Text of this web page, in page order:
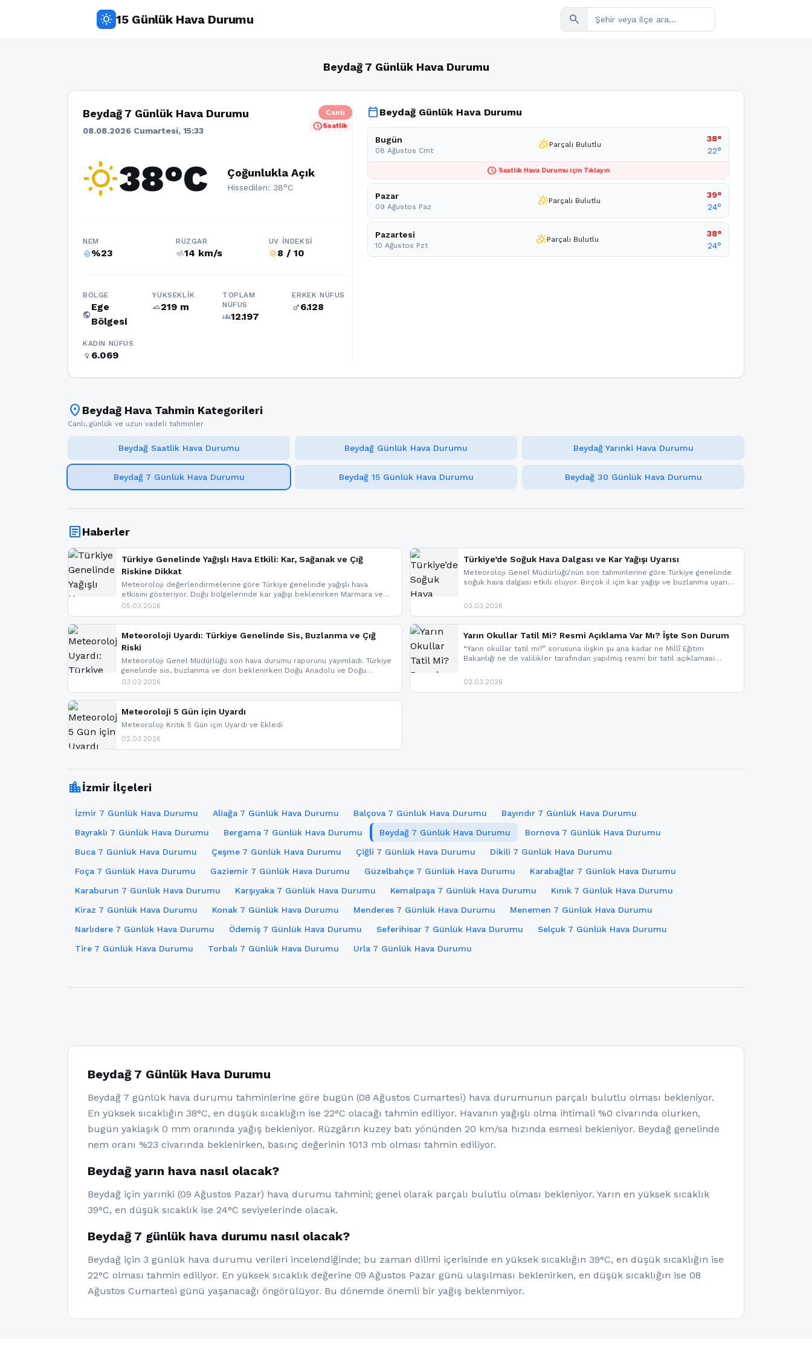
wb_sunny 15 Günlük Hava Durumu search
Beydağ 7 Günlük Hava Durumu
Beydağ 7 Günlük Hava Durumu
08.08.2026 Cumartesi, 15:33
Canlı
scheduleSaatlik
wb_sunny38°C Çoğunlukla Açık
Hissedilen: 38°C
NEM
humidity_percentage%23
RÜZGAR
air14 km/s
UV İNDEKSI
wb_sunny8 / 10
BÖLGE
public
Ege
Bölgesi
YÜKSEKLIK
terrain219 m
TOPLAM
NÜFUS
groups12.197
ERKEK NÜFUS
male6.128
KADIN NÜFUS
female 6.069
calendar_today Beydağ Günlük Hava Durumu
Bugün
08 Ağustos Cmt partly_cloudy_dayParçalı Bulutlu
38°
22°
schedule Saatlik Hava Durumu için Tıklayın
Pazar
09 Ağustos Paz partly_cloudy_dayParçalı Bulutlu
39°
24°
Pazartesi
10 Ağustos Pzt partly_cloudy_dayParçalı Bulutlu
38°
24°
location_on Beydağ Hava Tahmin Kategorileri
Canlı, günlük ve uzun vadeli tahminler
Beydağ Saatlik Hava Durumu Beydağ Günlük Hava Durumu Beydağ Yarınki Hava Durumu
Beydağ 7 Günlük Hava Durumu Beydağ 15 Günlük Hava Durumu Beydağ 30 Günlük Hava Durumu
articleHaberler
Türkiye Genelinde Yağışlı Hava Etkili: Kar, Sağanak ve Çığ
Riskine Dikkat
Meteoroloji değerlendirmelerine göre Türkiye genelinde yağışlı hava
etkisini gösteriyor. Doğu bölgelerinde kar yağışı beklenirken Marmara ve
Kuzey Ege’de sağanak yağmur, yüksek kesimlerde ise çığ tehlikesi
yaşanabileceği belirtiliyor.
05.03.2026
Türkiye’de Soğuk Hava Dalgası ve Kar Yağışı Uyarısı
Meteoroloji Genel Müdürlüğü’nün son tahminlerine göre Türkiye genelinde
soğuk hava dalgası etkili oluyor. Birçok il için kar yağışı ve buzlanma uyarısı
03.03.2026
Meteoroloji Uyardı: Türkiye Genelinde Sis, Buzlanma ve Çığ
Riski
Meteoroloji Genel Müdürlüğü son hava durumu raporunu yayımladı. Türkiye
genelinde sis, buzlanma ve don beklenirken Doğu Anadolu ve Doğu
Karadeniz’in yüksek kesimlerinde çığ riski uyarısı yapıldı. İşte son dakika
03.03.2026
Yarın Okullar Tatil Mi? Resmi Açıklama Var Mı? İşte Son Durum
“Yarın okullar tatil mi?” sorusuna ilişkin şu ana kadar ne Millî Eğitim
Bakanlığı ne de valilikler tarafından yapılmış resmi bir tatil açıklaması
paylaşacağız. En hızlı şekilde haberdar olmak için sitemizi takip edebilir ve
02.03.2026
Meteoroloji 5 Gün için Uyardı
Meteoroloji Kritik 5 Gün için Uyardı ve Ekledi
02.03.2026
location_cityİzmir İlçeleri
İzmir 7 Günlük Hava Durumu Aliağa 7 Günlük Hava Durumu Balçova 7 Günlük Hava Durumu
Bayındır 7 Günlük Hava Durumu
Bayraklı 7 Günlük Hava Durumu
Bergama 7 Günlük Hava Durumu Beydağ 7 Günlük Hava Durumu
Bornova 7 Günlük Hava Durumu
Buca 7 Günlük Hava Durumu
Çeşme 7 Günlük Hava Durumu Çiğli 7 Günlük Hava Durumu
Dikili 7 Günlük Hava Durumu
Foça 7 Günlük Hava Durumu
Gaziemir 7 Günlük Hava Durumu Güzelbahçe 7 Günlük Hava Durumu
Karabağlar 7 Günlük Hava Durumu
Karaburun 7 Günlük Hava Durumu
Karşıyaka 7 Günlük Hava Durumu Kemalpaşa 7 Günlük Hava Durumu
Kınık 7 Günlük Hava Durumu
Kiraz 7 Günlük Hava Durumu
Konak 7 Günlük Hava Durumu Menderes 7 Günlük Hava Durumu
Menemen 7 Günlük Hava Durumu
Narlıdere 7 Günlük Hava Durumu
Ödemiş 7 Günlük Hava Durumu Seferihisar 7 Günlük Hava Durumu
Selçuk 7 Günlük Hava Durumu
Tire 7 Günlük Hava Durumu
Torbalı 7 Günlük Hava Durumu Urla 7 Günlük Hava Durumu
Beydağ 7 Günlük Hava Durumu
Beydağ 7 günlük hava durumu tahminlerine göre bugün (08 Ağustos Cumartesi) hava durumunun parçalı bulutlu olması bekleniyor.
En yüksek sıcaklığın 38°C, en düşük sıcaklığın ise 22°C olacağı tahmin ediliyor. Havanın yağışlı olma ihtimali %0 civarında olurken,
bugün yaklaşık 0 mm oranında yağış bekleniyor. Rüzgârın kuzey batı yönünden 20 km/sa hızında esmesi bekleniyor. Beydağ genelinde
nem oranı %23 civarında beklenirken, basınç değerinin 1013 mb olması tahmin ediliyor.
Beydağ yarın hava nasıl olacak?
Beydağ için yarınki (09 Ağustos Pazar) hava durumu tahmini; genel olarak parçalı bulutlu olması bekleniyor. Yarın en yüksek sıcaklık
39°C, en düşük sıcaklık ise 24°C seviyelerinde olacak.
Beydağ 7 günlük hava durumu nasıl olacak?
Beydağ için 3 günlük hava durumu verileri incelendiğinde; bu zaman dilimi içerisinde en yüksek sıcaklığın 39°C, en düşük sıcaklığın ise
22°C olması tahmin ediliyor. En yüksek sıcaklık değerine 09 Ağustos Pazar günü ulaşılması beklenirken, en düşük sıcaklığın ise 08
Ağustos Cumartesi günü yaşanacağı öngörülüyor. Bu dönemde önemli bir yağış beklenmiyor.